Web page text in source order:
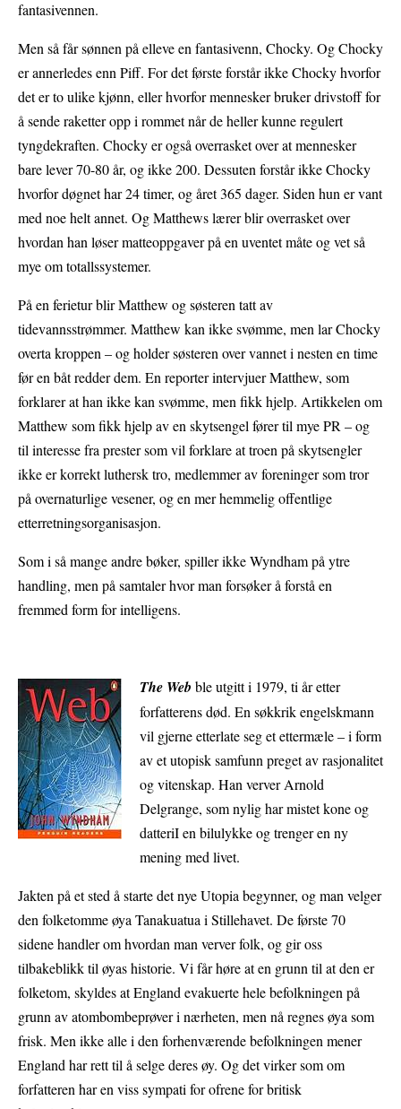
fantasivennen.
Men så får sønnen på elleve en fantasivenn, Chocky. Og Chocky
er annerledes enn Piff. For det første forstår ikke Chocky hvorfor
det er to ulike kjønn, eller hvorfor mennesker bruker drivstoff for
å sende raketter opp i rommet når de heller kunne regulert
tyngdekraften. Chocky er også overrasket over at mennesker
bare lever 70-80 år, og ikke 200. Dessuten forstår ikke Chocky
hvorfor døgnet har 24 timer, og året 365 dager. Siden hun er vant
med noe helt annet. Og Matthews lærer blir overrasket over
hvordan han løser matteoppgaver på en uventet måte og vet så
mye om totallssystemer.
På en ferietur blir Matthew og søsteren tatt av
tidevannsstrømmer. Matthew kan ikke svømme, men lar Chocky
overta kroppen – og holder søsteren over vannet i nesten en time
før en båt redder dem. En reporter intervjuer Matthew, som
forklarer at han ikke kan svømme, men fikk hjelp. Artikkelen om
Matthew som fikk hjelp av en skytsengel fører til mye PR – og
til interesse fra prester som vil forklare at troen på skytsengler
ikke er korrekt luthersk tro, medlemmer av foreninger som tror
på overnaturlige vesener, og en mer hemmelig offentlige
etterretningsorganisasjon.
Som i så mange andre bøker, spiller ikke Wyndham på ytre
handling, men på samtaler hvor man forsøker å forstå en
fremmed form for intelligens.
The Web ble utgitt i 1979, ti år etter
forfatterens død. En søkkrik engelskmann
vil gjerne etterlate seg et ettermæle – i form
av et utopisk samfunn preget av rasjonalitet
og vitenskap. Han verver Arnold
Delgrange, som nylig har mistet kone og
datteriI en bilulykke og trenger en ny
mening med livet.
Jakten på et sted å starte det nye Utopia begynner, og man velger
den folketomme øya Tanakuatua i Stillehavet. De første 70
sidene handler om hvordan man verver folk, og gir oss
tilbakeblikk til øyas historie. Vi får høre at en grunn til at den er
folketom, skyldes at England evakuerte hele befolkningen på
grunn av atombombeprøver i nærheten, men nå regnes øya som
frisk. Men ikke alle i den forhenværende befolkningen mener
England har rett til å selge deres øy. Og det virker som om
forfatteren har en viss sympati for ofrene for britisk